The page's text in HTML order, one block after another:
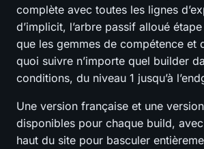
complète avec toutes les lignes
d’implicit, l’arbre passif alloué
que les gemmes de compétence et
quoi suivre n’importe quel builder
conditions, du niveau 1 jusqu’à
Une version française et une
disponibles pour chaque build,
haut du site pour basculer